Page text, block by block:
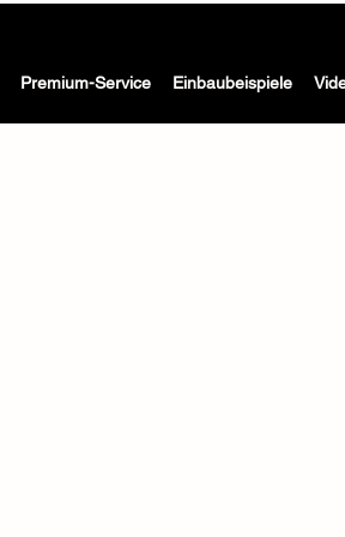
Premium-Service Einbaubeispiele